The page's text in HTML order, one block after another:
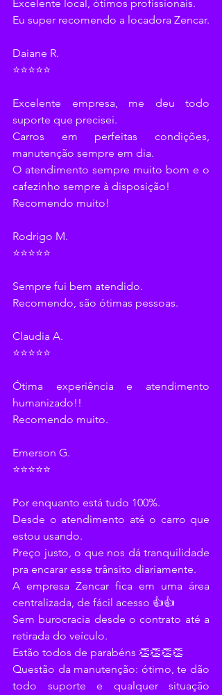
Excelente local, ótimos profissionais.
Eu super recomendo a locadora Zencar.
Daiane R.
⭐⭐⭐⭐⭐
Excelente empresa, me deu todo
suporte que precisei.
Carros em perfeitas condições,
manutenção sempre em dia.
O atendimento sempre muito bom e o
cafezinho sempre à disposição!
Recomendo muito!
Rodrigo M.
⭐⭐⭐⭐⭐
Sempre fui bem atendido.
Recomendo, são ótimas pessoas.
Claudia A.
⭐⭐⭐⭐⭐
Ótima experiência e atendimento
humanizado!!
Recomendo muito.
Emerson G.
⭐⭐⭐⭐⭐
Por enquanto está tudo 100%.
Desde o atendimento até o carro que
estou usando.
Preço justo, o que nos dá tranquilidade
pra encarar esse trânsito diariamente.
A empresa Zencar fica em uma área
centralizada, de fácil acesso 👍👍
Sem burocracia desde o contrato até a
retirada do veículo.
Estão todos de parabéns 👏👏👏👏
Questão da manutenção: ótimo, te dão
todo suporte e qualquer situação